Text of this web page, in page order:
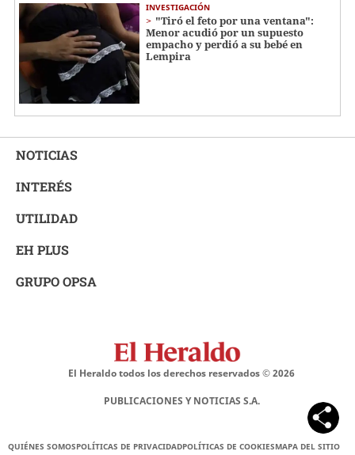
INVESTIGACIÓN
"Tiró el feto por una ventana":
Menor acudió por un supuesto
empacho y perdió a su bebé en
Lempira
NOTICIAS
INTERÉS
UTILIDAD
EH PLUS
GRUPO OPSA
El Heraldo todos los derechos reservados ©2026
PUBLICACIONES Y NOTICIAS S.A.
QUIÉNES SOMOSPOLÍTICAS DE PRIVACIDADPOLÍTICAS DE COOKIESMAPA DEL SITIO